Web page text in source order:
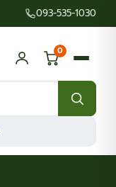
093-535-1030
0